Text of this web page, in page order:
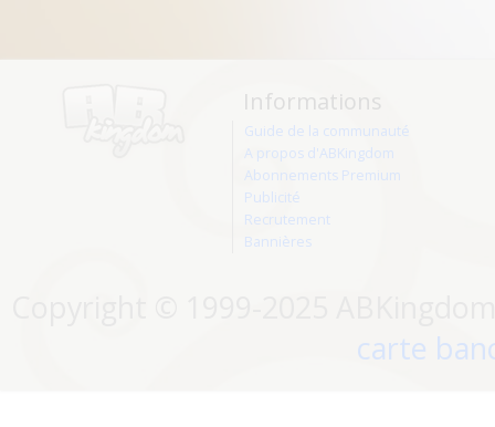
Informations
Guide de la communauté
A propos d'ABKingdom
Abonnements Premium
Publicité
Recrutement
Bannières
carte